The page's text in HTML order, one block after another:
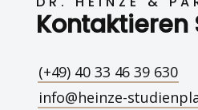
Kontaktieren
(+49) 40 33 46 39 630
info@heinze-